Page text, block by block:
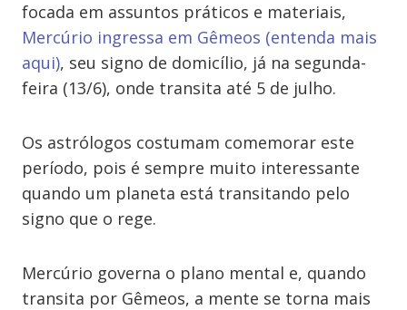
focada em assuntos práticos e materiais,
Mercúrio ingressa em Gêmeos (entenda mais
aqui), seu signo de domicílio, já na segunda-
feira (13/6), onde transita até 5 de julho.
Os astrólogos costumam comemorar este
período, pois é sempre muito interessante
quando um planeta está transitando pelo
signo que o rege.
Mercúrio governa o plano mental e, quando
transita por Gêmeos, a mente se torna mais